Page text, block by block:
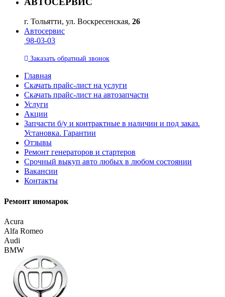
г. Тольятти, ул. Воскресенская, 26
Автосервис
98-03-03
Заказать обратный звонок
Главная
Скачать прайс-лист на услуги
Скачать прайс-лист на автозапчасти
Услуги
Акции
Запчасти б/у и контрактные в наличии и под заказ.
Установка. Гарантии
Отзывы
Ремонт генераторов и стартеров
Cрочный выкуп авто любых в любом состоянии
Вакансии
Контакты
Ремонт иномарок
Acura
Alfa Romeo
Audi
BMW